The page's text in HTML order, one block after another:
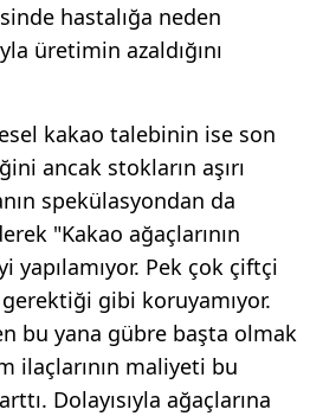
hastalığa neden
üretimin azaldığını
kakao talebinin ise son
ancak stokların aşırı
spekülasyondan da
"Kakao ağaçlarının
yapılamıyor. Pek çok çiftçi
gibi koruyamıyor.
bu yana gübre başta olmak
ilaçlarının maliyeti bu
Dolayısıyla ağaçlarına